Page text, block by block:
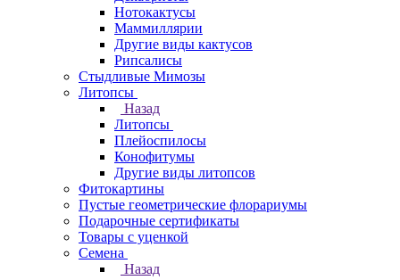
Нотокактусы
Маммиллярии
Другие виды кактусов
Рипсалисы
Стыдливые Мимозы
Литопсы
Назад
Литопсы
Плейоспилосы
Конофитумы
Другие виды литопсов
Фитокартины
Пустые геометрические флорариумы
Подарочные сертификаты
Товары с уценкой
Семена
Назад